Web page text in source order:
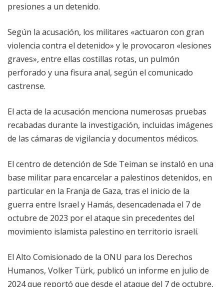
presiones a un detenido.
Según la acusación, los militares «actuaron con gran
violencia contra el detenido» y le provocaron «lesiones
graves», entre ellas costillas rotas, un pulmón
perforado y una fisura anal, según el comunicado
castrense.
El acta de la acusación menciona numerosas pruebas
recabadas durante la investigación, incluidas imágenes
de las cámaras de vigilancia y documentos médicos.
El centro de detención de Sde Teiman se instaló en una
base militar para encarcelar a palestinos detenidos, en
particular en la Franja de Gaza, tras el inicio de la
guerra entre Israel y Hamás, desencadenada el 7 de
octubre de 2023 por el ataque sin precedentes del
movimiento islamista palestino en territorio israelí.
El Alto Comisionado de la ONU para los Derechos
Humanos, Volker Türk, publicó un informe en julio de
2024 que reportó que desde el ataque del 7 de octubre,